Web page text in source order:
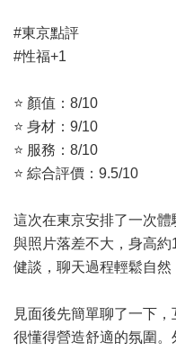
#東京點評
#性福+1
⭐ 顏值：8/10
⭐ 身材：9/10
⭐ 服務：8/10
⭐ 綜合評價：9.5/10
這次在東京安排了一次
與照片落差不大，身高
健談，聊天過程輕鬆自然
見面後先簡單聊了一下
很懂得營造舒適的氛圍